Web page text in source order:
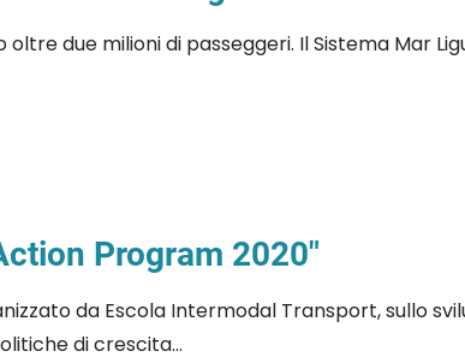
due milioni di passeggeri. Il Sistema Mar
Program 2020"
da Escola Intermodal Transport, sullo
di crescita...